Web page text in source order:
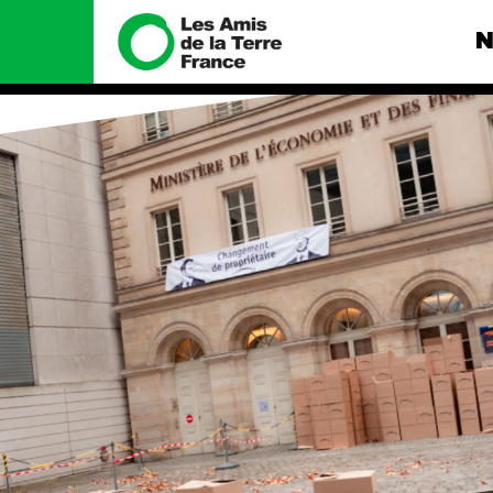
Nous connaître
Histoire
Manifeste
Missions et méthodes
Valeurs
Équipes et
fonctionnement
Le réseau dans le monde
Nos alliés
Je soutiens les Amis de la
Terre
Nos
Total, rendez-
tribunal
Gaz « naturel
enfumage
Mode : une
destructrice
Gaz au
violence
Nos autres